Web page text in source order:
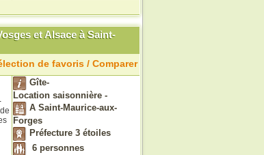
et Alsace à Saint-
de favoris / Comparer
Gîte-
Location saisonnière -
A Saint-Maurice-aux-
Forges
Préfecture 3 étoiles
6 personnes